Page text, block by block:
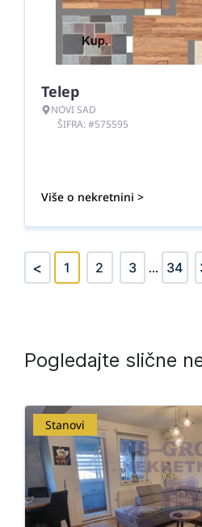
Telep
NOVI SAD
ŠIFRA: #575595
Više o nekretnini >
< 1 2 3 ... 34
Pogledajte slične
Stanovi